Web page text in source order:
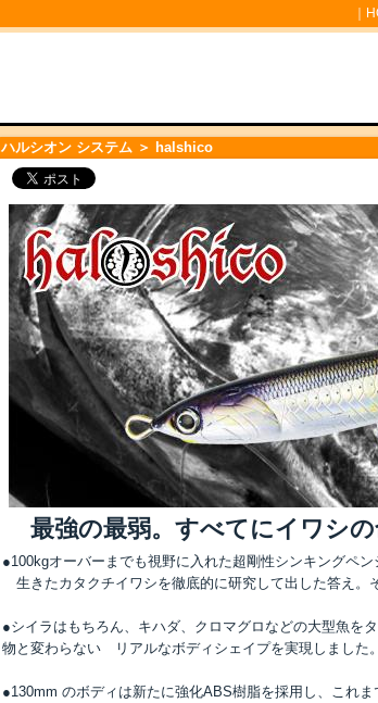
｜
ハルシオン システム ＞ halshico
最強の最弱。すべてにイワシ
●100kgオーバーまでも視野に入れた超剛性シンキングペン
生きたカタクチイワシを徹底的に研究して出した答え。
●シイラはもちろん、キハダ、クロマグロなどの大型魚を
物と変わらない リアルなボディシェイプを実現しました。
●130mm のボディは新たに強化ABS樹脂を採用し、これ